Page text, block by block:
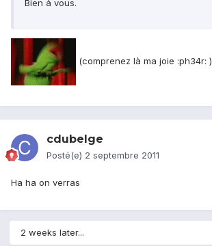
Bien à vous.
(comprenez là ma joie :ph34r: )
cdubelge
Posté(e) 2 septembre 2011
Ha ha on verras
2 weeks later...